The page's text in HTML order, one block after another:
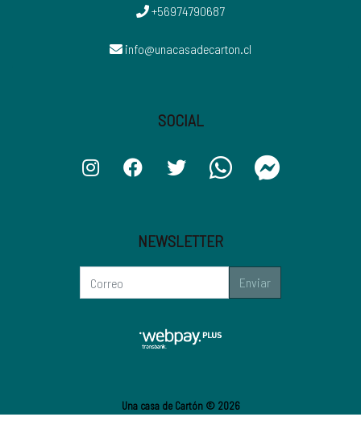
+56974790687
info@unacasadecarton.cl
SOCIAL
NEWSLETTER
Enviar
Una casa de Cartón © 2026